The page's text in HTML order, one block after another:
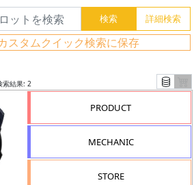
スタムクイック検索に保存
索結果: 2
PRODUCT
MECHANIC
STORE